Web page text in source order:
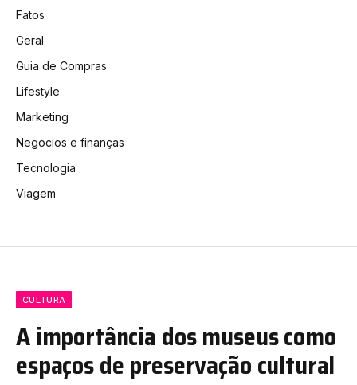
Fatos
Geral
Guia de Compras
Lifestyle
Marketing
Negocios e finanças
Tecnologia
Viagem
CULTURA
A importância dos museus como
espaços de preservação cultural